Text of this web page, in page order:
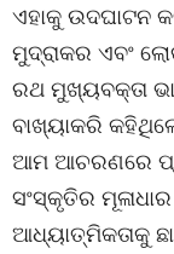
ଏହାକୁ ଉଦଘାଟନ
ମୁଦ୍ରାକର ଏବଂ
ରଥ ମୁଖ୍ୟବକ୍ତା
ବାଖ୍ୟାକରି
ଆମ ଆଚରଣରେ
ସଂସ୍କୃତିର
ଆଧ୍ୟାତ୍ମିକତାକୁ